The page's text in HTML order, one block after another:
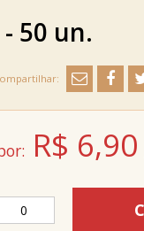
50 un.
R$ 6,90